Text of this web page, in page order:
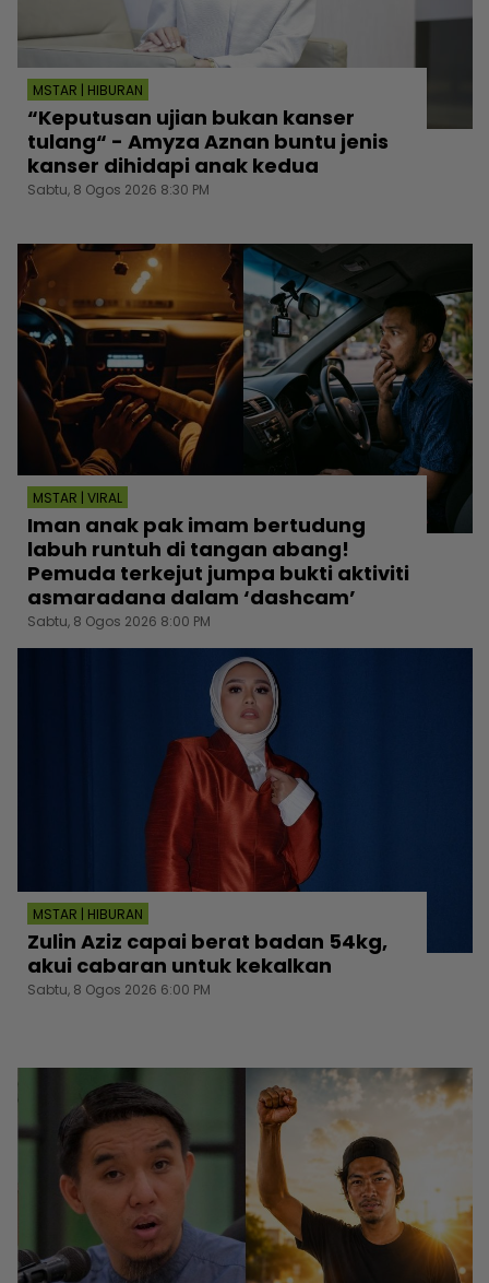
MSTAR | HIBURAN
“Keputusan ujian bukan kanser
tulang“ - Amyza Aznan buntu jenis
kanser dihidapi anak kedua
Sabtu, 8 Ogos 2026 8:30 PM
MSTAR | VIRAL
Iman anak pak imam bertudung
labuh runtuh di tangan abang!
Pemuda terkejut jumpa bukti aktiviti
asmaradana dalam ‘dashcam’
Sabtu, 8 Ogos 2026 8:00 PM
MSTAR | HIBURAN
Zulin Aziz capai berat badan 54kg,
akui cabaran untuk kekalkan
Sabtu, 8 Ogos 2026 6:00 PM